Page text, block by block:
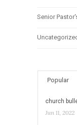
Senior
Popular
church
Jun 11, 2022